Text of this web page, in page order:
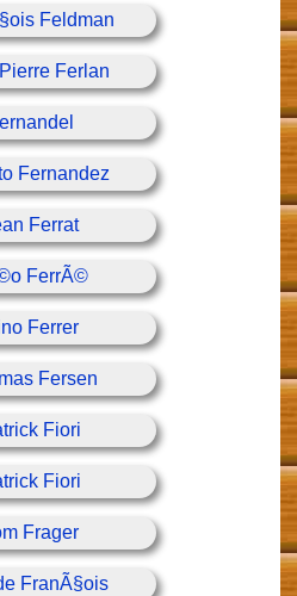
Feldman
Ferlan
Fernandez
Ferrat
FerrÃ©
Ferrer
Fersen
Fiori
Fiori
Frager
FranÃ§ois